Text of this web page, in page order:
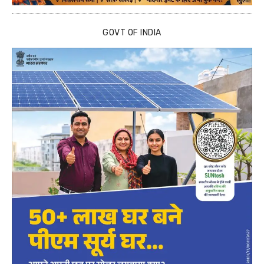
GOVT OF INDIA